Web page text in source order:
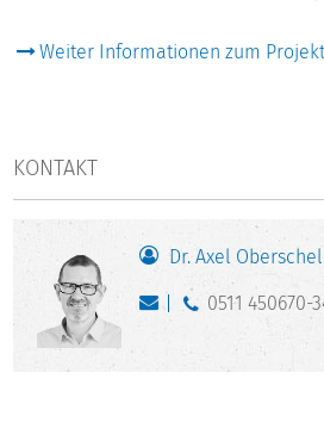
Weiter Informationen zum
KONTAKT
Dr. Axel
0511 450670-